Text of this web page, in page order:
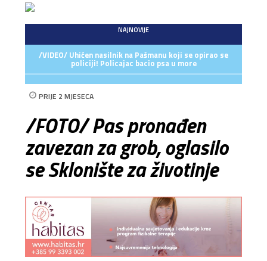
NAJNOVIJE
/VIDEO/ Uhićen nasilnik na Pašmanu koji se opirao se
policiji! Policajac bacio psa u more
PRIJE 2 MJESECA
/FOTO/ Pas pronađen
zavezan za grob, oglasilo
se Sklonište za životinje